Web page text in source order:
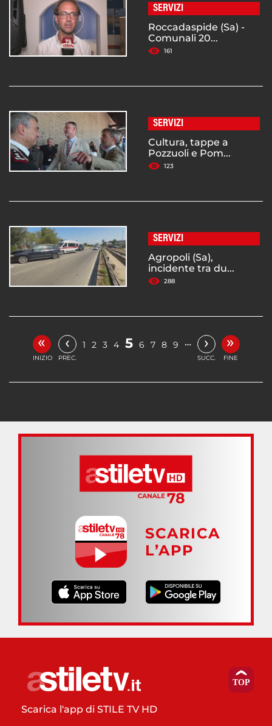
SERVIZI
Roccadaspide (Sa) -
Comunali 20...
161
SERVIZI
Cultura, tappe a
Pozzuoli e Pom...
123
SERVIZI
Agropoli (Sa),
incidente tra du...
288
«
INIZIO
‹
PREC.
1 2 3 4 5 6 7 8 9 … ›
SUCC.
»
FINE
SCARICA
L’APP
Scarica l'app di STILE TV HD